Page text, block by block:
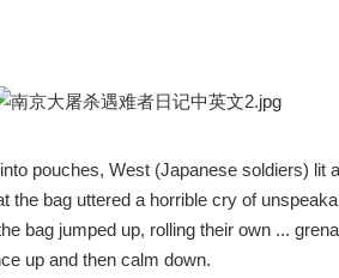
pouches, West (Japanese soldiers) lit
the bag uttered a horrible cry of
bag jumped up, rolling their own ...
up and then calm down.